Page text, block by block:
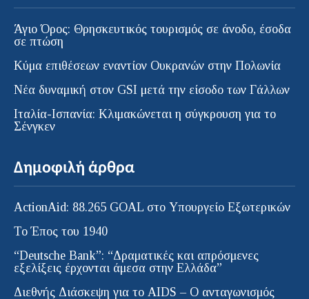
Άγιο Όρος: Θρησκευτικός τουρισμός σε άνοδο, έσοδα
σε πτώση
Κύμα επιθέσεων εναντίον Ουκρανών στην Πολωνία
Νέα δυναμική στον GSI μετά την είσοδο των Γάλλων
Ιταλία-Ισπανία: Κλιμακώνεται η σύγκρουση για το
Σένγκεν
Δημοφιλή άρθρα
ActionAid: 88.265 GOAL στο Υπουργείο Εξωτερικών
Το Έπος του 1940
“Deutsche Bank”: “Δραματικές και απρόσμενες
εξελίξεις έρχονται άμεσα στην Ελλάδα”
Διεθνής Διάσκεψη για το AIDS – Ο ανταγωνισμός